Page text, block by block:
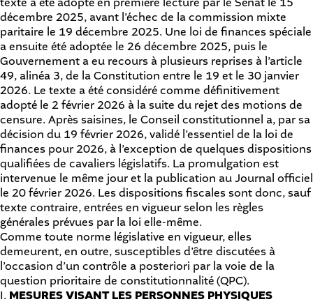
décembre 2025, avant l’échec de la commission mixte
paritaire le 19 décembre 2025. Une loi de finances spéciale
a ensuite été adoptée le 26 décembre 2025, puis le
Gouvernement a eu recours à plusieurs reprises à l’article
49, alinéa 3, de la Constitution entre le 19 et le 30 janvier
2026. Le texte a été considéré comme définitivement
adopté le 2 février 2026 à la suite du rejet des motions de
censure. Après saisines, le Conseil constitutionnel a, par sa
décision du 19 février 2026, validé l’essentiel de la loi de
finances pour 2026, à l’exception de quelques dispositions
qualifiées de cavaliers législatifs. La promulgation est
intervenue le même jour et la publication au Journal officiel
le 20 février 2026. Les dispositions fiscales sont donc, sauf
texte contraire, entrées en vigueur selon les règles
générales prévues par la loi elle-même.
Comme toute norme législative en vigueur, elles
demeurent, en outre, susceptibles d’être discutées à
l’occasion d’un contrôle a posteriori par la voie de la
question prioritaire de constitutionnalité (QPC).
I. MESURES VISANT LES PERSONNES PHYSIQUES